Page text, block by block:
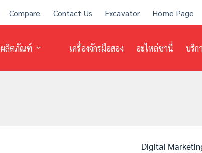
Compare Contact Us Excavator Home Page
ผลิตภัณฑ์ เครื่องจักรมือสอง อะไหล่ซานี่ บริก
Digital